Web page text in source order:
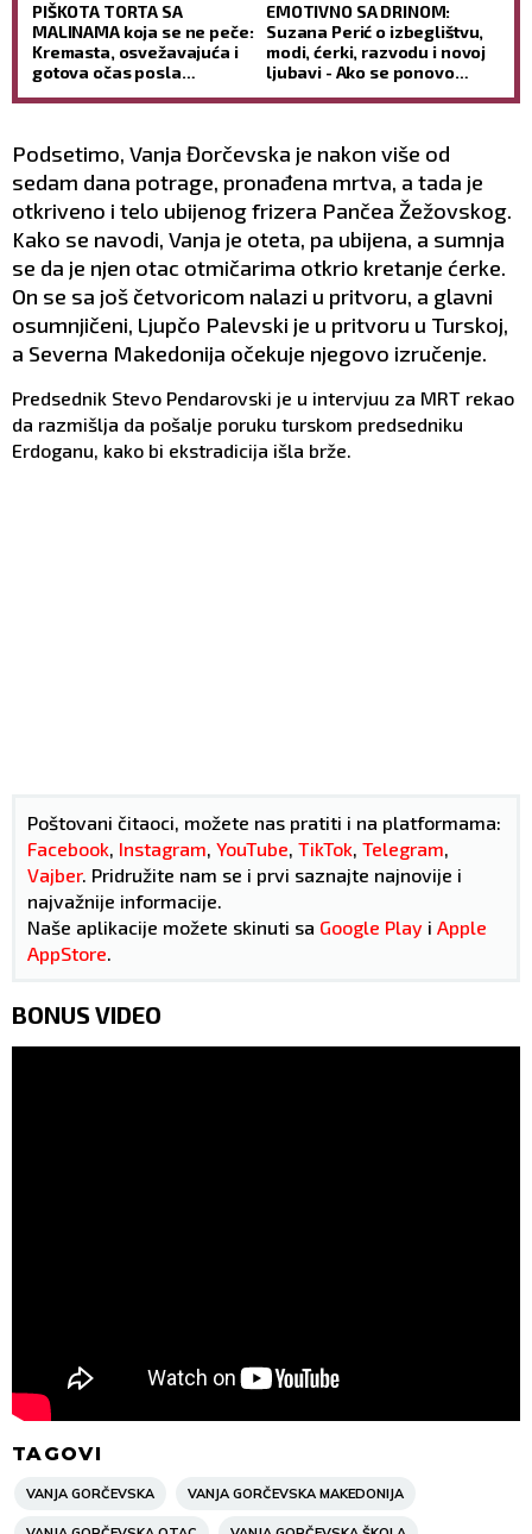
PIŠKOTA TORTA SA
MALINAMA koja se ne peče:
Kremasta, osvežavajuća i
gotova očas posla
EMOTIVNO SA DRINOM:
Suzana Perić o izbeglištvu,
modi, ćerki, razvodu i novoj
ljubavi - Ako se ponovo
Podsetimo, Vanja Đorčevska je nakon više od
sedam dana potrage, pronađena mrtva, a tada je
otkriveno i telo ubijenog frizera Pančea Žežovskog.
Kako se navodi, Vanja je oteta, pa ubijena, a sumnja
se da je njen otac otmičarima otkrio kretanje ćerke.
On se sa još četvoricom nalazi u pritvoru, a glavni
osumnjičeni, Ljupčo Palevski je u pritvoru u Turskoj,
a Severna Makedonija očekuje njegovo izručenje.
Predsednik Stevo Pendarovski je u intervjuu za MRT rekao
da razmišlja da pošalje poruku turskom predsedniku
Erdoganu, kako bi ekstradicija išla brže.
Poštovani čitaoci, možete nas pratiti i na platformama:
Facebook, Instagram, YouTube, TikTok, Telegram,
Vajber. Pridružite nam se i prvi saznajte najnovije i
najvažnije informacije.
Naše aplikacije možete skinuti sa Google Play i Apple
AppStore.
BONUS VIDEO
TAGOVI
VANJA GORČEVSKA VANJA GORČEVSKA MAKEDONIJA